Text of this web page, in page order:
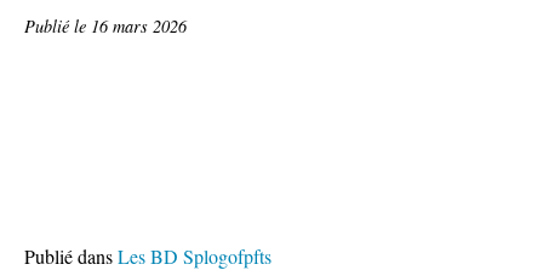
Publié le 16 mars 2026
Publié dansLes BD Splogofpfts